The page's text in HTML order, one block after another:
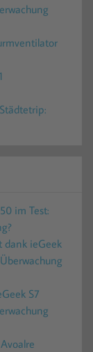
im Test:
dank ieGeek
S7